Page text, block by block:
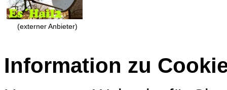
(externer Anbieter)
Information zu